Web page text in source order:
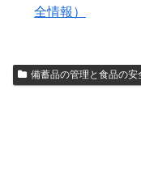
全情報）
備蓄品の管理と食品の安